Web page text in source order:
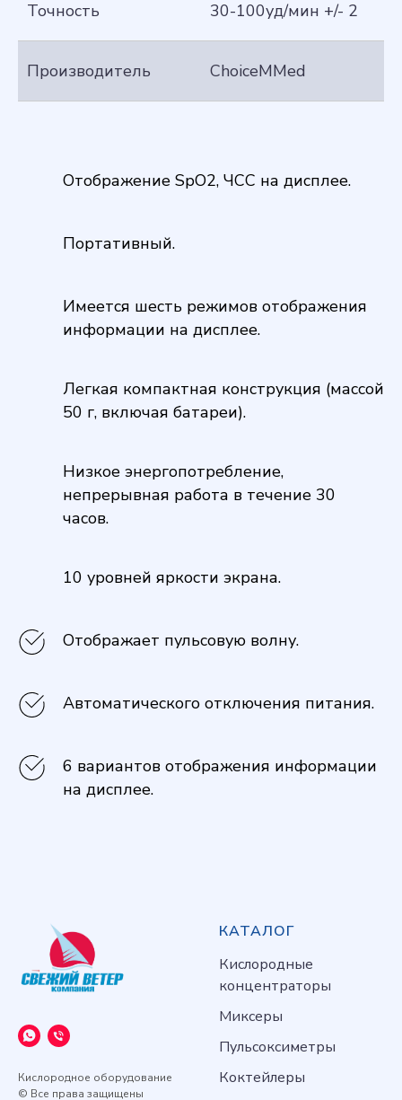
Точность 30-100уд/мин +/- 2
Производитель ChoiceMMed
Отображение SpO2, ЧСС на дисплее.
Портативный.
Имеется шесть режимов отображения
информации на дисплее.
Легкая компактная конструкция (массой
50 г, включая батареи).
Низкое энергопотребление,
непрерывная работа в течение 30
часов.
10 уровней яркости экрана.
Отображает пульсовую волну.
Автоматического отключения питания.
6 вариантов отображения информации
на дисплее.
Кислородное оборудование
© Все права защищены
КАТАЛОГ
Кислородные
концентраторы
Миксеры
Пульсоксиметры
Коктейлеры